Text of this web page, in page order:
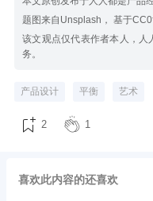
题图来自Unsplash， 基于
该文观点仅代表作者本人，人
务。
产品设计 平衡 艺术
2 1
喜欢此内容的还喜欢